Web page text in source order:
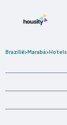
Brazilië>Marabá>Hotels